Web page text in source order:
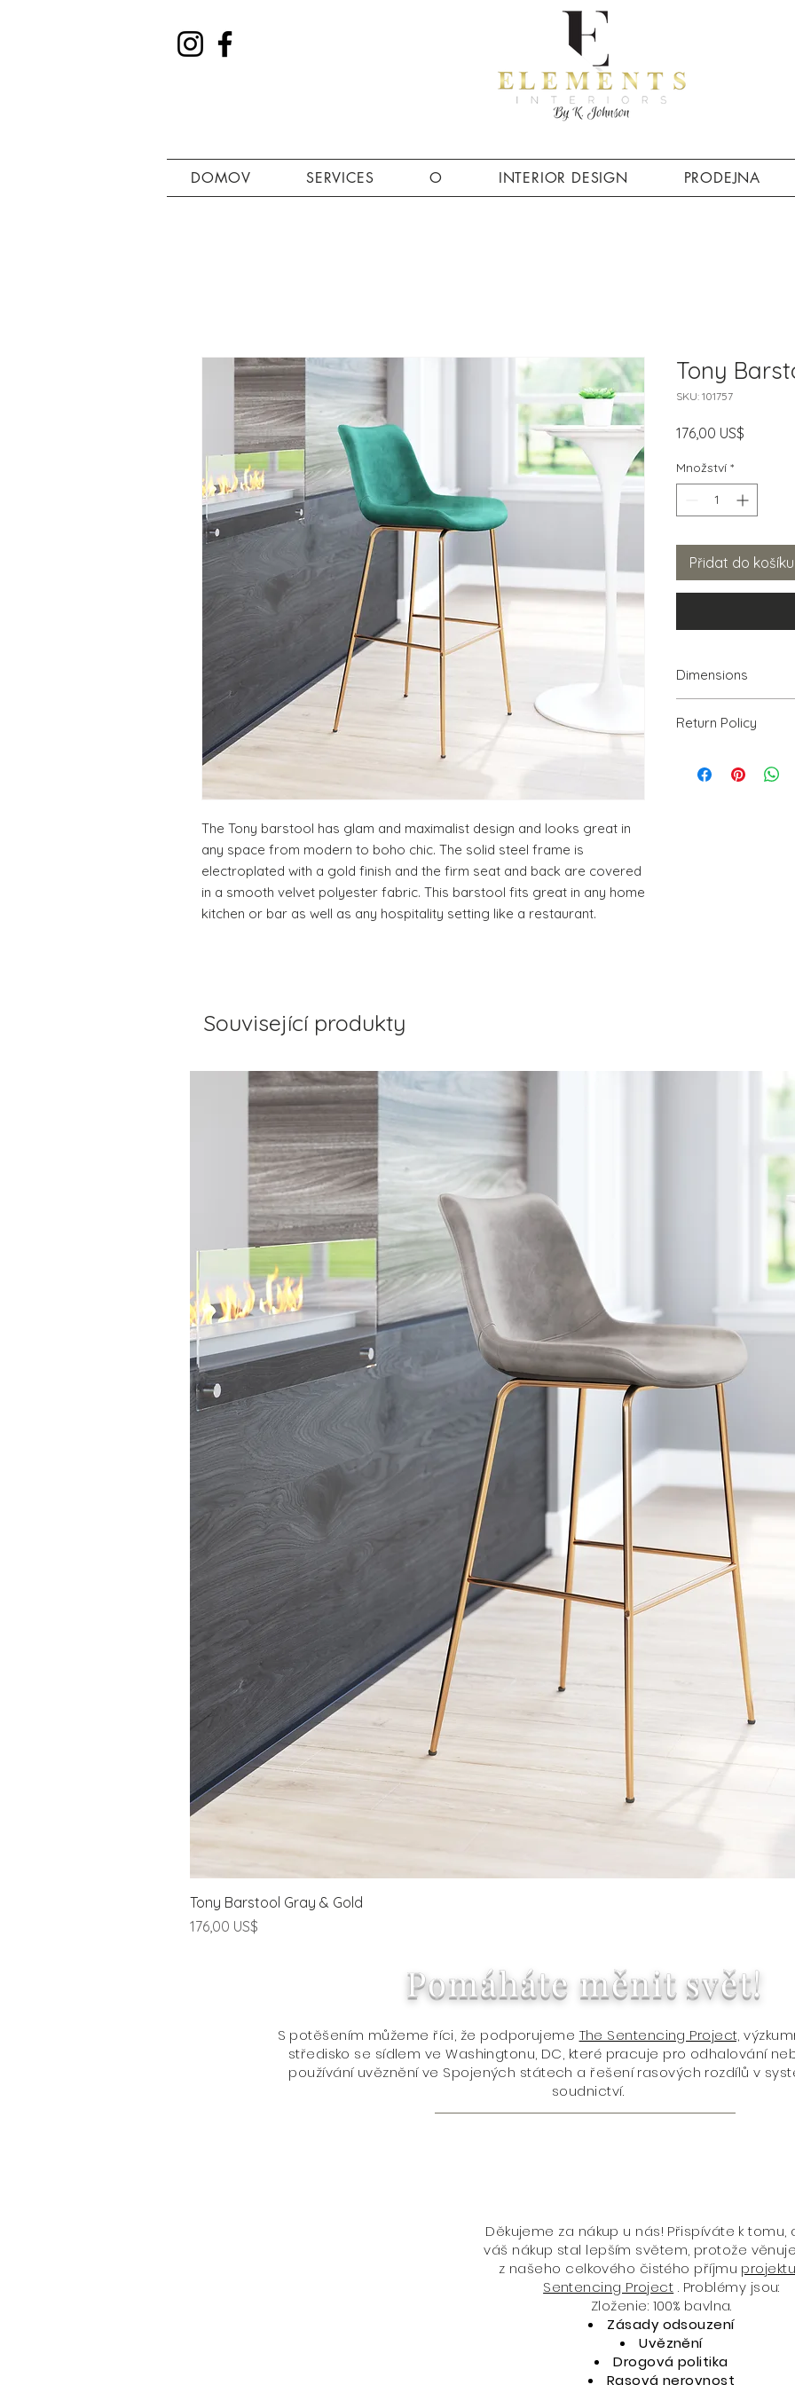
DOMOV SERVICES O INTERIOR DESIGN PRODEJNA
The Tony barstool has glam and maximalist design and looks great in
any space from modern to boho chic. The solid steel frame is
electroplated with a gold finish and the firm seat and back are covered
in a smooth velvet polyester fabric. This barstool fits great in any home
kitchen or bar as well as any hospitality setting like a restaurant.
Tony
SKU: 101757
176,00 US$
Množství *
Přidat do košíku
Dimensions
Return Policy
PRODUCT, THAT IS
Související produkty
Tony Barstool Gray & Gold
Cena
176,00 US$
Pomáháte měnit svět!
S potěšením můžeme říci, že podporujeme The Sentencing Project,
středisko se sídlem ve Washingtonu, DC, které pracuje pro odhalování
používání uvěznění ve Spojených státech a řešení rasových rozdílů v
soudnictví.
Děkujeme za nákup u nás! Přispíváte k tomu,
váš nákup stal lepším světem, protože
z našeho celkového čistého příjmu
Sentencing Project . Problémy jsou:
Zloženie: 100% bavlna.
Zásady odsouzení
Uvěznění
Drogová politika
Rasová nerovnost